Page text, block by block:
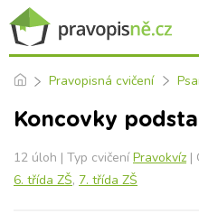
Pravopisná cvičení
Koncovky
12 úloh | Typ cvičeníPravokvíz |
6. třída ZŠ, 7. třída ZŠ